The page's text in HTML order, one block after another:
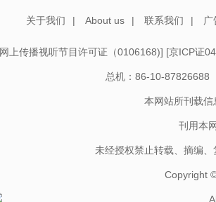
关于我们 | About us | 联系我们 |
网上传播视听节目许可证（0106168)] [京ICP证
总机：86-10-87826688
本网站所刊载
刊用本
未经授权禁止转载、摘编
Copyright